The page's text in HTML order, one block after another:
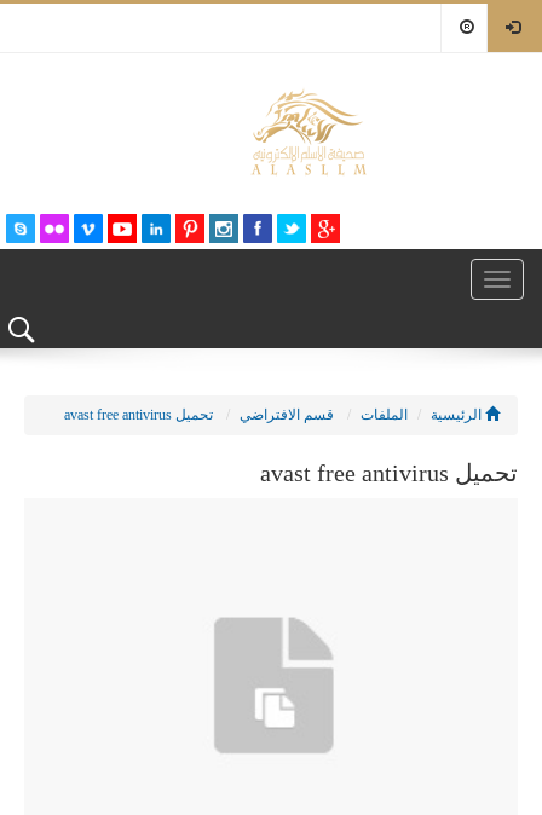
Toggle
navigation
الرئيسية الملفات قسم الافتراضي تحميل avast free antivirus
تحميل avast free antivirus